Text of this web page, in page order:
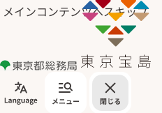
メインコンテンツへスキップ